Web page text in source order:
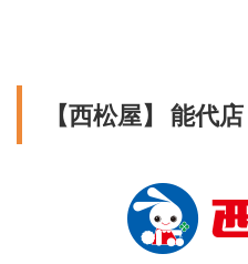
【西松屋】 能代店